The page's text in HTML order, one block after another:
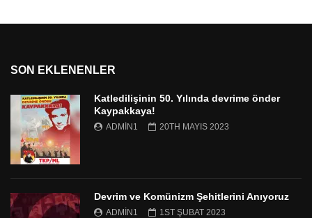
SON EKLENENLER
Katledilişinin 50. Yılında devrime önder
Kaypakkaya!
ADMIN1 20TH MAYIS 2023
Devrim ve Komünizm Şehitlerini Anıyoruz
ADMIN1 1ST ŞUBAT 2023